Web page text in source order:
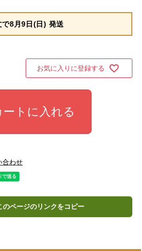
で8月9日(日) 発送
お気に入りに登録する
ートに入れる
合わせ
のページのリンクをコピー